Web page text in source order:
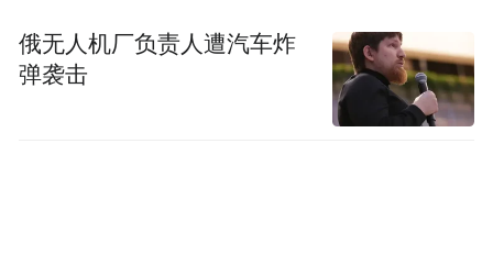
俄无人机厂负责人遭汽车炸
弹袭击